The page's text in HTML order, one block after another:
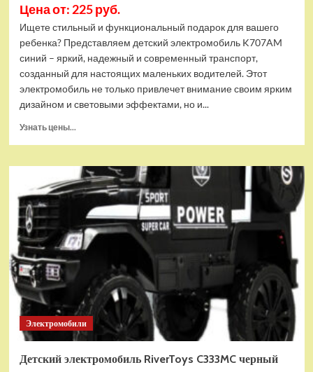
Цена от: 225 руб.
Ищете стильный и функциональный подарок для вашего
ребенка? Представляем детский электромобиль K707AM
синий – яркий, надежный и современный транспорт,
созданный для настоящих маленьких водителей. Этот
электромобиль не только привлечет внимание своим ярким
дизайном и световыми эффектами, но и...
Узнать цены...
Детский
электромобиль
K707AM
синий
Электромобили
Детский электромобиль RiverToys C333MC черный